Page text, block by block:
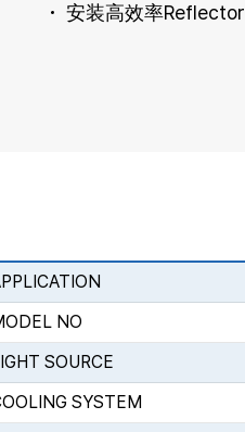
安装高效率Reflector
NO
SOURCE
SYSTEM